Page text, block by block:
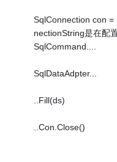
SqlConnection con
nectionString是在配
SqlCommand....
SqlDataAdpter...
..Fill(ds)
..Con.Close()